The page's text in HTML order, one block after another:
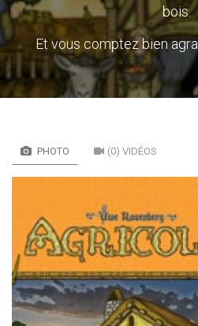
bois.
Et vous comptez bien
PHOTO (0) VIDÉOS